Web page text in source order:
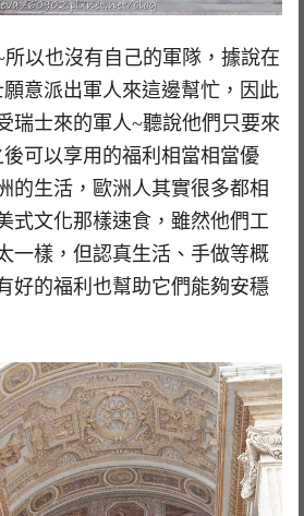
以也沒有自己的軍隊，據說在
意派出軍人來這邊幫忙，因此
瑞士來的軍人~聽說他們只要來
可以享用的福利相當相當優
的生活，歐洲人其實很多都相
式文化那樣速食，雖然他們工
一樣，但認真生活、手做等概
好的福利也幫助它們能夠安穩